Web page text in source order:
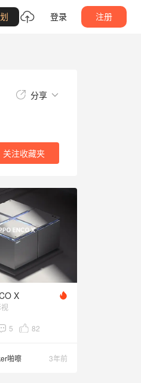
登录 注册
分享
关注收藏夹
关注 收藏夹
X
5 82
啪嚓 3年前